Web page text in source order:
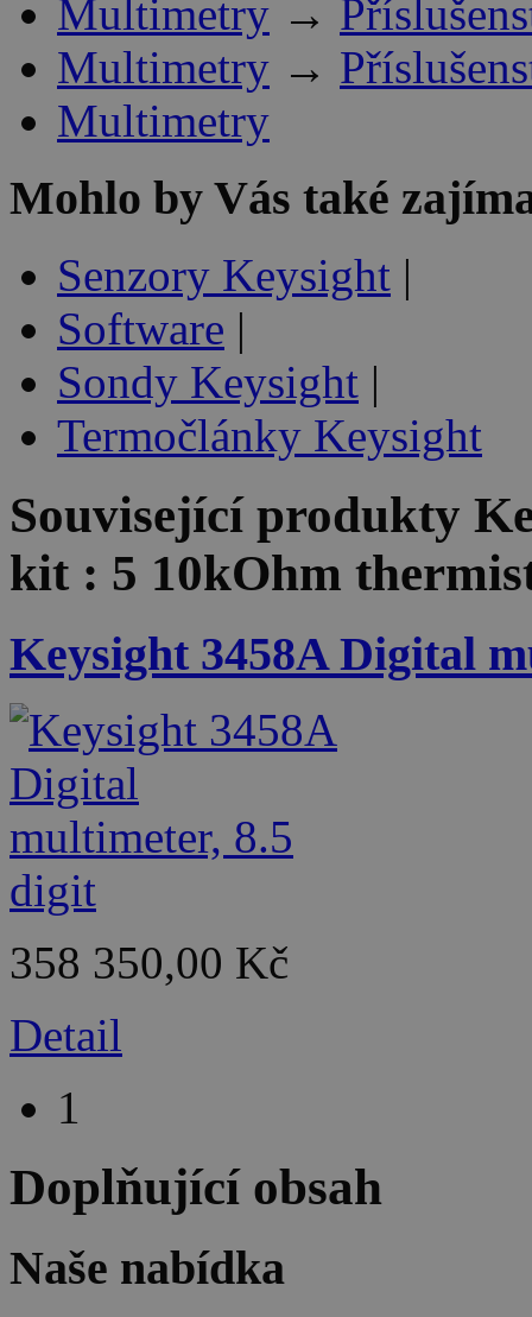
Multimetry →
Multimetry →
Multimetry
Mohlo by Vás také
Senzory Keysight |
Software |
Sondy Keysight |
Termočlánky Keysight
Související produkty
kit : 5 10kOhm
Keysight 3458A Digital
358 350,00 Kč
Detail
1
Doplňující obsah
Naše nabídka